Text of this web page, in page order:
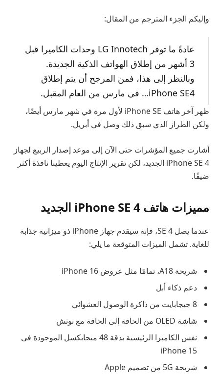
وإليكم الجزء المترجم من المقال:
عادةً ما توفر LG Innotech وحدات الكاميرا قبل
3 أشهر من إطلاق الهواتف الذكية الجديدة.
وبالنظر إلى هذا، فمن المرجح أن يتم إطلاق
iPhone SE4… في مارس من العام المقبل.
ظهر آخر هاتف iPhone SE لأول مرة في شهر مارس أيضًا،
ولكن الطراز الذي سبق ذلك وصل في أبريل.
أشارت جميع المؤشرات حتى الآن إلى موعد إصدار الربيع لجهاز
iPhone SE 4 الجديد، لكن تقرير الإنتاج اليوم يعطينا نافذة أكثر
ضيقًا.
مميزات هاتف iPhone SE 4 الجديد
عندما يصل SE 4، فإنه سيقدم جهاز iPhone ذو ميزانية جذابة
للغاية. تشمل الميزات المتوقعة ما يلي:
شريحة A18، تمامًا مثل عروض iPhone 16
دعم ذكاء أبل
8 جيجابايت من ذاكرة الوصول العشوائي
شاشة OLED من الحافة إلى الحافة مع نوتش
نفس الكاميرا الرئيسية بدقة 48 ميجابكسل الموجودة في
iPhone 15
شريحة 5G من تصميم Apple